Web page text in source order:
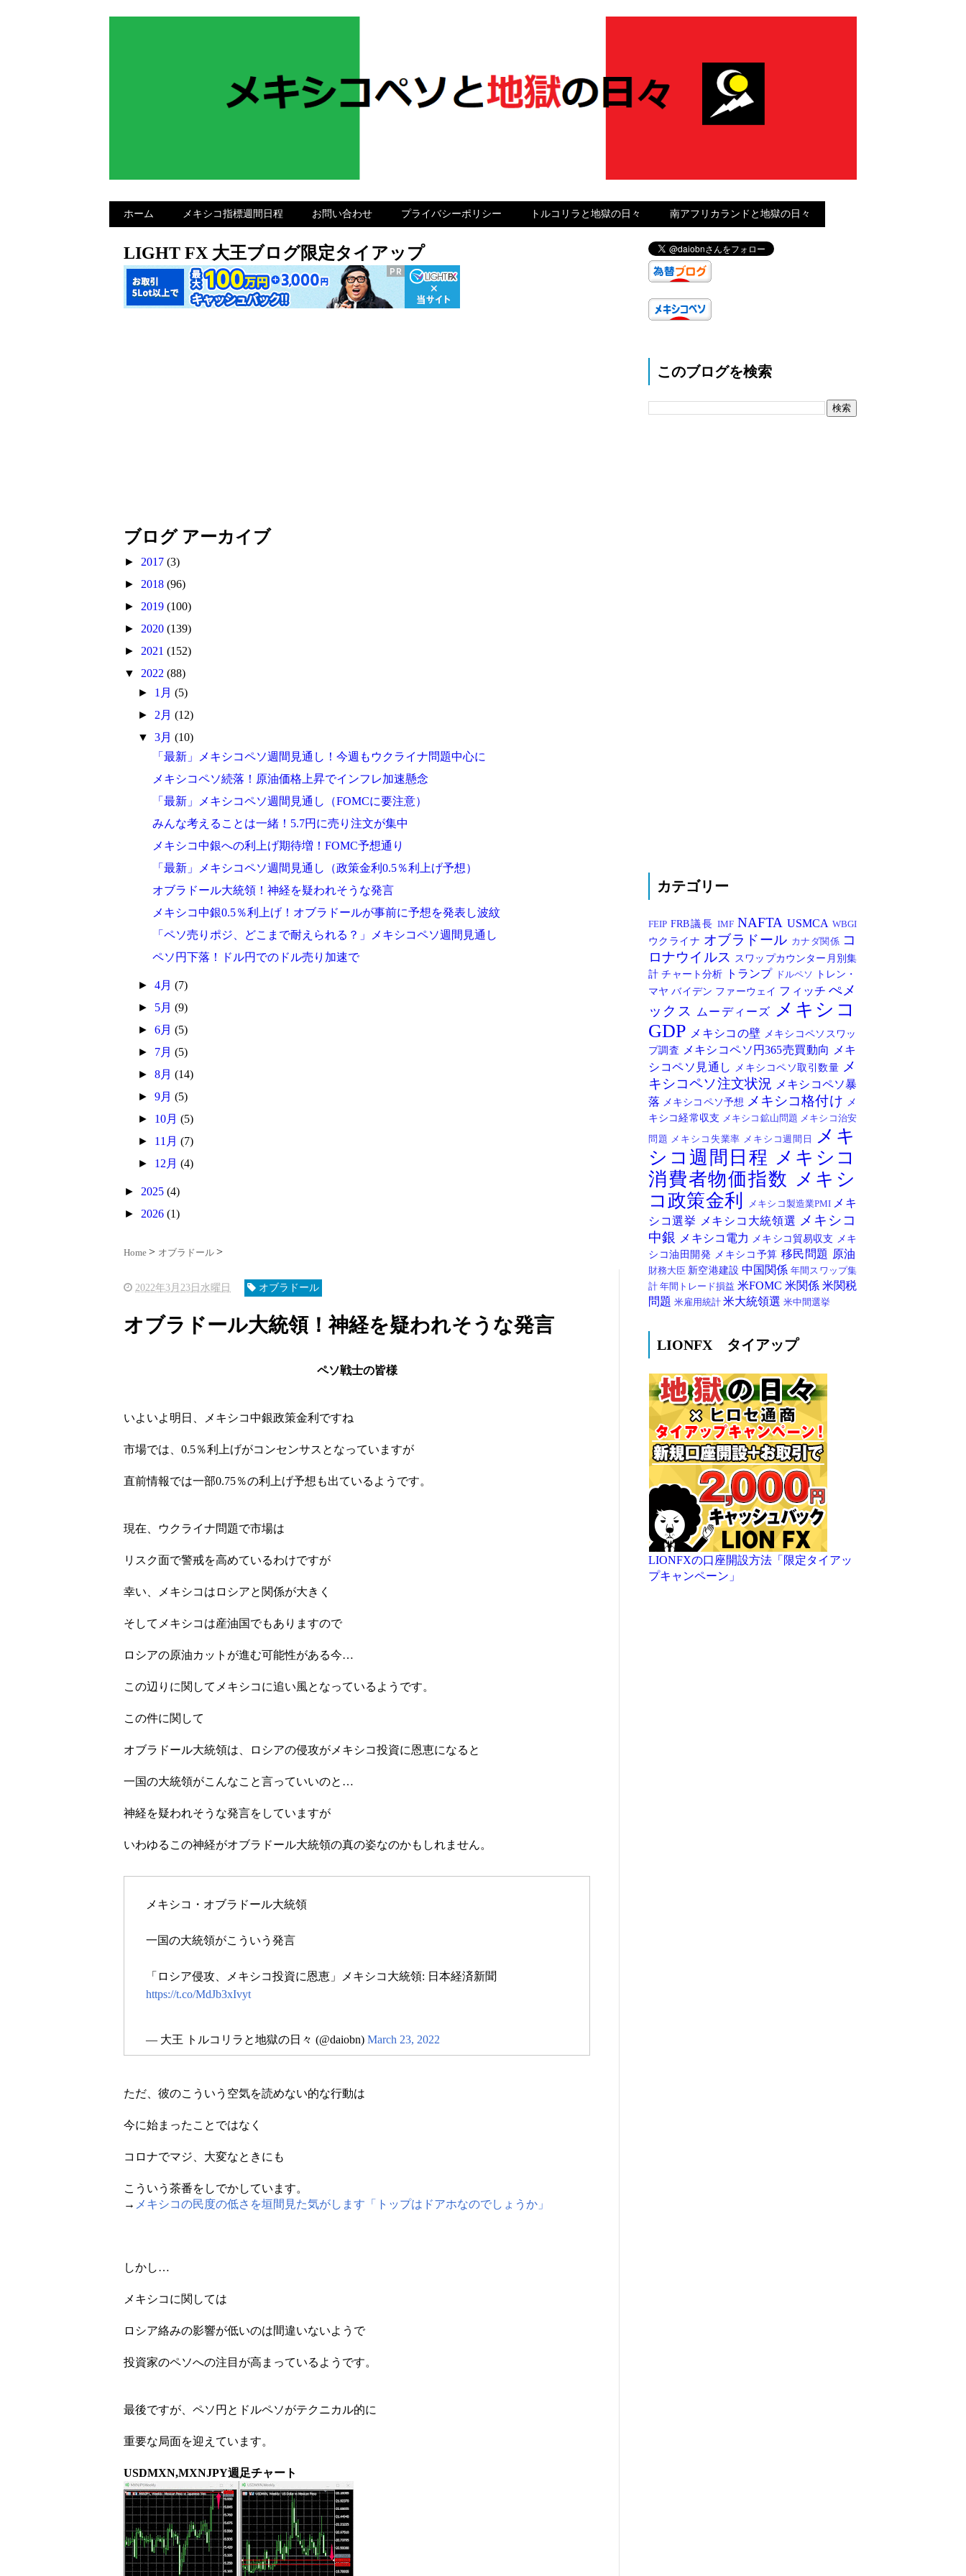
ホーム メキシコ指標週間日程 お問い合わせ プライバシーポリシー トルコリラと地獄の日々 南アフリカランドと地獄の日々
LIGHT FX 大王ブログ限定タイアップ
ブログ アーカイブ
► 2017 (3)
► 2018 (96)
► 2019 (100)
► 2020 (139)
► 2021 (152)
▼ 2022 (88)
► 1月(5)
► 2月(12)
▼3月(10)
「最新」メキシコペソ週間見通し！今週もウクライナ問題中心に
メキシコペソ続落！原油価格上昇でインフレ加速懸念
「最新」メキシコペソ週間見通し（FOMCに要注意）
みんな考えることは一緒！5.7円に売り注文が集中
メキシコ中銀への利上げ期待増！FOMC予想通り
「最新」メキシコペソ週間見通し（政策金利0.5％利上げ予想）
オブラドール大統領！神経を疑われそうな発言
メキシコ中銀0.5％利上げ！オブラドールが事前に予想を発表し波紋
「ペソ売りポジ、どこまで耐えられる？」メキシコペソ週間見通し
ペソ円下落！ドル円でのドル売り加速で
►4月(7)
► 5月(9)
►6月(5)
► 7月(5)
►8月(14)
►9月(5)
► 10月(5)
► 11月(7)
► 12月(4)
► 2025 (4)
► 2026 (1)
Home オブラドール
2022年3月23日水曜日 オブラドール
オブラドール大統領！神経を疑われそうな発言
ペソ戦士の皆様
いよいよ明日、メキシコ中銀政策金利ですね
市場では、0.5％利上げがコンセンサスとなっていますが
直前情報では一部0.75％の利上げ予想も出ているようです。
現在、ウクライナ問題で市場は
リスク面で警戒を高めているわけですが
幸い、メキシコはロシアと関係が大きく
そしてメキシコは産油国でもありますので
ロシアの原油カットが進む可能性がある今…
この辺りに関してメキシコに追い風となっているようです。
この件に関して
オブラドール大統領は、ロシアの侵攻がメキシコ投資に恩恵になると
一国の大統領がこんなこと言っていいのと…
神経を疑われそうな発言をしていますが
いわゆるこの神経がオブラドール大統領の真の姿なのかもしれません。
メキシコ・オブラドール大統領
一国の大統領がこういう発言
「ロシア侵攻、メキシコ投資に恩恵」メキシコ大統領: 日本経済新聞
https://t.co/MdJb3xIvyt
— 大王 トルコリラと地獄の日々 (@daiobn) March 23, 2022
ただ、彼のこういう空気を読めない的な行動は
今に始まったことではなく
コロナでマジ、大変なときにも
こういう茶番をしでかしています。
→ メキシコの民度の低さを垣間見た気がします「トップはドアホなのでしょうか」
しかし…
メキシコに関しては
ロシア絡みの影響が低いのは間違いないようで
投資家のペソへの注目が高まっているようです。
最後ですが、ペソ円とドルペソがテクニカル的に
重要な局面を迎えています。
USDMXN,MXNJPY週足チャート
このブログを検索
カテゴリー
FEIP FRB議長IMFNAFTAUSMCA WBGI
ウクライナ オブラドール カナダ関係 コ
ロナウイルス
スワップカウンター月別集
計チャート分析 トランプ ドルペソ
トレン・
マヤバイデン ファーウェイ フィッチぺメ
ックス
ムーディーズ メキシコ
GDP メキシコの壁 メキシコペソスワッ
プ調査
メキシコペソ円365売買動向
メキ
シコペソ見通し
メキシコペソ取引数量 メ
キシコペソ注文状況 メキシコペソ暴
落 メキシコペソ予想 メキシコ格付け
メ
キシコ経常収支 メキシコ鉱山問題 メキシコ治安
問題 メキシコ失業率 メキシコ週間日
メキ
シコ週間日程 メキシコ
消費者物価指数 メキシ
コ政策金利
メキシコ製造業PMI メキ
シコ選挙
メキシコ大統領選 メキシコ
中銀
メキシコ電力 メキシコ貿易収支
メキ
シコ油田開発
メキシコ予算 移民問題 原油
財務大臣 新空港建設 中国関係年間スワップ集
計年間トレード損益 米FOMC 米関係 米関税
問題 米雇用統計 米大統領選 米中間選挙
LIONFX タイアップ
LIONFXの口座開設方法「限定タイアッ
プキャンペーン」